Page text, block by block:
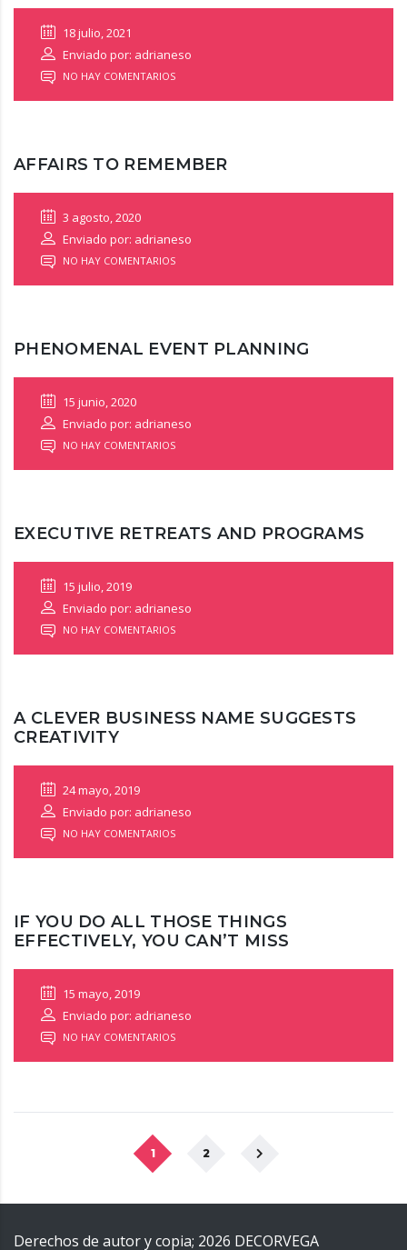
18 julio, 2021
Enviado por: adrianeso
NO HAY COMENTARIOS
AFFAIRS TO REMEMBER
3 agosto, 2020
Enviado por: adrianeso
NO HAY COMENTARIOS
PHENOMENAL EVENT PLANNING
15 junio, 2020
Enviado por: adrianeso
NO HAY COMENTARIOS
EXECUTIVE RETREATS AND PROGRAMS
15 julio, 2019
Enviado por: adrianeso
NO HAY COMENTARIOS
A CLEVER BUSINESS NAME SUGGESTS
CREATIVITY
24 mayo, 2019
Enviado por: adrianeso
NO HAY COMENTARIOS
IF YOU DO ALL THOSE THINGS
EFFECTIVELY, YOU CAN’T MISS
15 mayo, 2019
Enviado por: adrianeso
NO HAY COMENTARIOS
1 2
Derechos de autor y copia; 2026 DECORVEGA